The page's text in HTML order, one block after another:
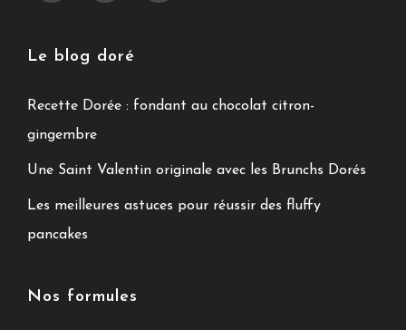
Le blog doré
Recette Dorée : fondant au chocolat citron-
gingembre
Une Saint Valentin originale avec les Brunchs Dorés
Les meilleures astuces pour réussir des fluffy
pancakes
Nos formules